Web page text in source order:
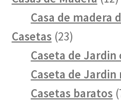
Casa de madera
Casetas 2323
productos
Caseta de Jardin
Caseta de Jardin
Casetas baratos